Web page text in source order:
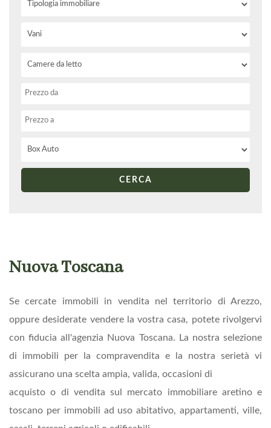
Nuova Toscana
Se cercate immobili in vendita nel territorio di Arezzo,
oppure desiderate vendere la vostra casa, potete rivolgervi
con fiducia all'agenzia Nuova Toscana.
La nostra selezione
di immobili per la compravendita e la nostra serietà vi
assicurano una scelta ampia, valida, occasioni di
acquisto o di vendita sul mercato immobiliare aretino e
toscano per immobili ad uso abitativo, appartamenti, ville,